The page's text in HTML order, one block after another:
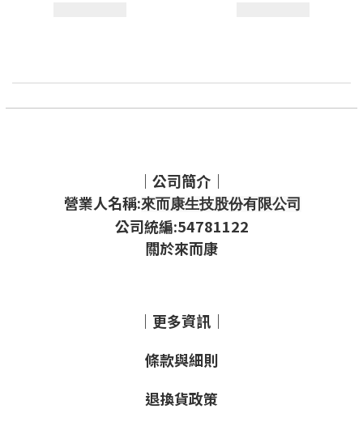
｜公司簡介｜
營業人名稱:來而康生技股份有限公司
公司統編:54781122
關於來而康
｜更多資訊｜
條款與細則
退換貨政策